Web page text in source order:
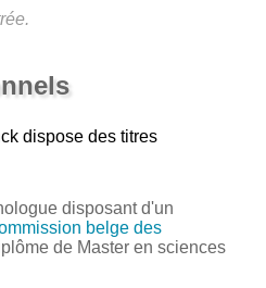
dispose des titres
disposant d'un
belge des
de Master en sciences